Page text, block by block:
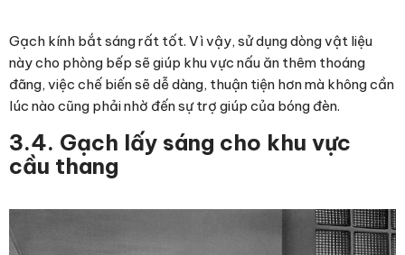
Gạch kính bắt sáng rất tốt. Vì vậy, sử dụng dòng vật liệu
này cho phòng bếp sẽ giúp khu vực nấu ăn thêm thoáng
đãng, việc chế biến sẽ dễ dàng, thuận tiện hơn mà không cần
lúc nào cũng phải nhờ đến sự trợ giúp của bóng đèn.
3.4. Gạch lấy sáng cho khu vực
cầu thang